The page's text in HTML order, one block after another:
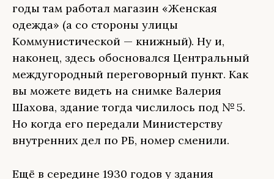
годы там работал магазин «Женская
одежда» (а со стороны улицы
Коммунистической — книжный). Ну и,
наконец, здесь обосновался Центральный
междугородный переговорный пункт. Как
вы можете видеть на снимке Валерия
Шахова, здание тогда числилось под № 5.
Но когда его передали Министерству
внутренних дел по РБ, номер сменили.
Ещё в середине 1930 годов у здания